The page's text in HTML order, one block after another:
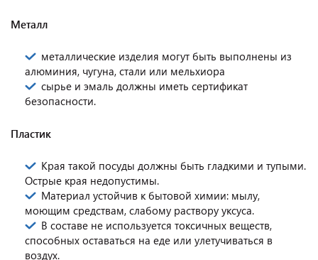
Металл
металлические изделия могут быть выполнены из
алюминия, чугуна, стали или мельхиора
сырье и эмаль должны иметь сертификат
безопасности.
Пластик
Края такой посуды должны быть гладкими и тупыми.
Острые края недопустимы.
Материал устойчив к бытовой химии: мылу,
моющим средствам, слабому раствору уксуса.
В составе не используется токсичных веществ,
способных оставаться на еде или улетучиваться в
воздух.